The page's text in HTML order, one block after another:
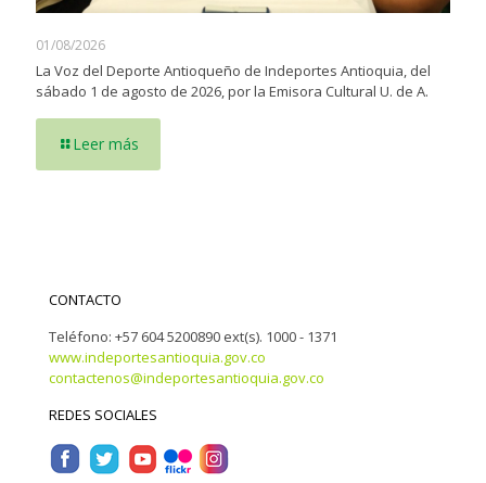
01/08/2026
La Voz del Deporte Antioqueño de Indeportes Antioquia, del
sábado 1 de agosto de 2026, por la Emisora Cultural U. de A.
Leer más
CONTACTO
Teléfono: +57 604 5200890 ext(s). 1000 - 1371
www.indeportesantioquia.gov.co
contactenos@indeportesantioquia.gov.co
REDES SOCIALES